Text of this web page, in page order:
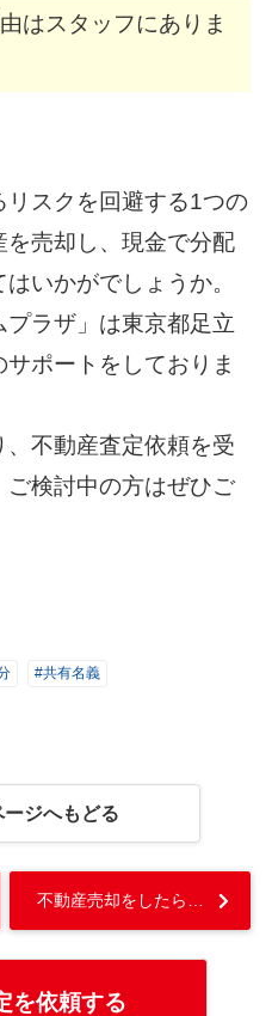
はスタッフにありま
スクを回避する1つの
売却し、現金で分配
いかがでしょうか。
ラザ」は東京都足立
ポートをしておりま
不動産査定依頼を受
検討中の方はぜひご
#共有名義
ジへもどる
を依頼する